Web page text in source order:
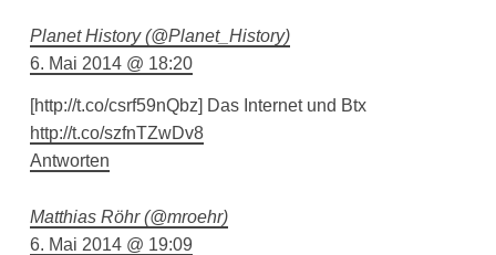
Planet History (@Planet_History)
6. Mai 2014 @ 18:20
[http://t.co/csrf59nQbz] Das Internet und Btx
http://t.co/szfnTZwDv8
Antworten
Matthias Röhr (@mroehr)
6. Mai 2014 @ 19:09